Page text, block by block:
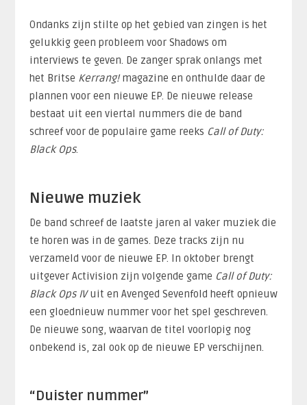
Ondanks zijn stilte op het gebied van zingen is het
gelukkig geen probleem voor Shadows om
interviews te geven. De zanger sprak onlangs met
het Britse Kerrang! magazine en onthulde daar de
plannen voor een nieuwe EP. De nieuwe release
bestaat uit een viertal nummers die de band
schreef voor de populaire game reeks Call of Duty:
Black Ops.
Nieuwe muziek
De band schreef de laatste jaren al vaker muziek die
te horen was in de games. Deze tracks zijn nu
verzameld voor de nieuwe EP. In oktober brengt
uitgever Activision zijn volgende game Call of Duty:
Black Ops IVuit en Avenged Sevenfold heeft opnieuw
een gloednieuw nummer voor het spel geschreven.
De nieuwe song, waarvan de titel voorlopig nog
onbekend is, zal ook op de nieuwe EP verschijnen.
“Duister nummer”